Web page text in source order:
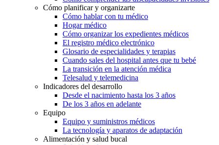
Cómo planificar y organizarte
Cómo hablar con tu médico
Hogar médico
Cómo organizar los expedientes médicos
El registro médico electrónico
Glosario de especialidades y terapias
Cuando sales del hospital antes que tu bebé
La transición en la atención médica
Telesalud y telemedicina
Indicadores del desarrollo
Desde el nacimiento hasta los 3 años
De los 3 años en adelante
Equipo
Equipo y suministros médicos
La tecnología y aparatos de adaptación
Alimentación y salud bucal